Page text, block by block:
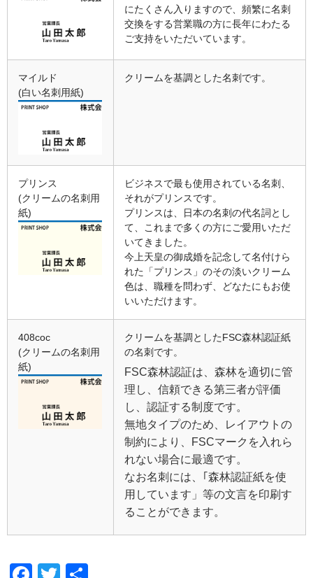
にたくさん入りますので、頻繁に名刺
交換をする営業職の方に長年にわたる
ご支持をいただいています。
マイルド
(白い名刺用紙)
クリームを基調とした名刺です。
プリンス
(クリームの名刺用
紙)
ビジネスで最も使用されている名刺、
それがプリンスです。
プリンスは、日本の名刺の代名詞とし
て、これまで多くの方にご愛用いただ
いてきました。
今上天皇の御成婚を記念して名付けら
れた「プリンス」のその淡いクリーム
色は、職種を問わず、どなたにもお使
いいただけます。
408coc
(クリームの名刺用
紙)
クリームを基調としたFSC森林認証紙
の名刺です。
FSC森林認証は、森林を適切に管
理し、信頼できる第三者が評価
し、認証する制度です。
無地タイプのため、レイアウトの
制約により、FSCマークを入れら
れない場合に最適です。
なお名刺には、｢森林認証紙を使
用しています」等の文言を印刷す
ることができます。